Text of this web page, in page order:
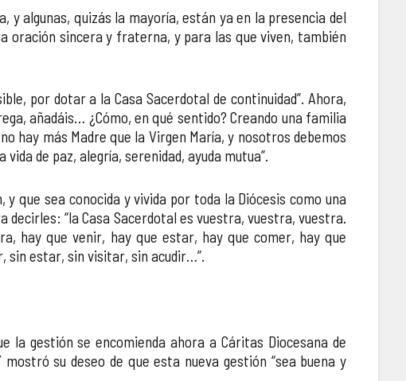
y algunas, quizás la mayoría, están ya en la presencia del
oración sincera y fraterna, y para las que viven, también
por dotar a la Casa Sacerdotal de continuidad”. Ahora,
añadáis… ¿Cómo, en qué sentido? Creando una familia
hay más Madre que la Virgen María, y nosotros debemos
de paz, alegría, serenidad, ayuda mutua”.
que sea conocida y vivida por toda la Diócesis como una
decirles: “la Casa Sacerdotal es vuestra, vuestra, vuestra.
hay que venir, hay que estar, hay que comer, hay que
sin estar, sin visitar, sin acudir…”.
la gestión se encomienda ahora a Cáritas Diocesana de
su deseo de que esta nueva gestión “sea buena y